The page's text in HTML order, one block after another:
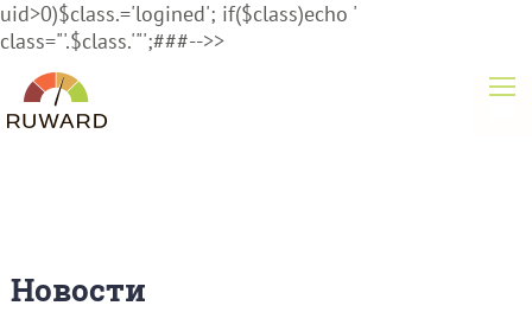
uid>0)$class.='logined'; if($class)echo '
class="'.$class.'"';###-->>
Новости